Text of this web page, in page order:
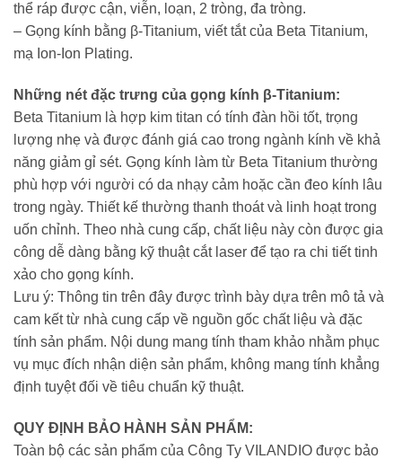
thể ráp được cận, viễn, loạn, 2 tròng, đa tròng.
– Gọng kính bằng β-Titanium, viết tắt của Beta Titanium,
mạ Ion-Ion Plating.
Những nét đặc trưng của gọng kính β-Titanium:
Beta Titanium là hợp kim titan có tính đàn hồi tốt, trọng
lượng nhẹ và được đánh giá cao trong ngành kính về khả
năng giảm gỉ sét. Gọng kính làm từ Beta Titanium thường
phù hợp với người có da nhạy cảm hoặc cần đeo kính lâu
trong ngày. Thiết kế thường thanh thoát và linh hoạt trong
uốn chỉnh. Theo nhà cung cấp, chất liệu này còn được gia
công dễ dàng bằng kỹ thuật cắt laser để tạo ra chi tiết tinh
xảo cho gọng kính.
Lưu ý: Thông tin trên đây được trình bày dựa trên mô tả và
cam kết từ nhà cung cấp về nguồn gốc chất liệu và đặc
tính sản phẩm. Nội dung mang tính tham khảo nhằm phục
vụ mục đích nhận diện sản phẩm, không mang tính khẳng
định tuyệt đối về tiêu chuẩn kỹ thuật.
QUY ĐỊNH BẢO HÀNH SẢN PHẨM:
Toàn bộ các sản phẩm của Công Ty VILANDIO được bảo